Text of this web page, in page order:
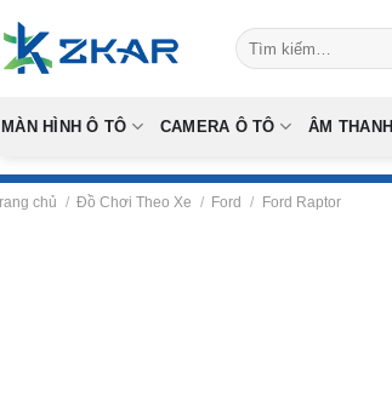
to
content
Tìm
kiếm:
MÀN HÌNH Ô TÔ CAMERA Ô TÔ ÂM THANH
chủ / Đồ Chơi Theo Xe / Ford / Ford Raptor